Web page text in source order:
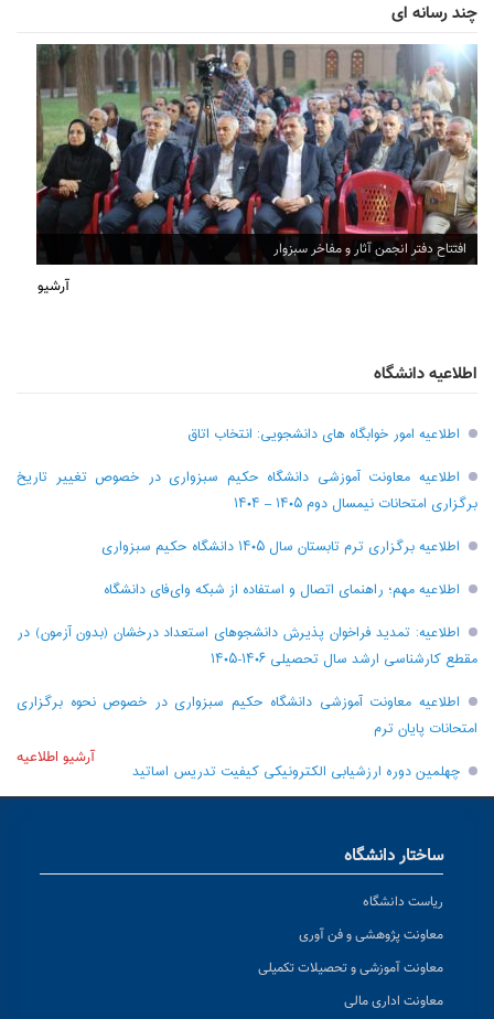
چند رسانه ای
افتتاح دفتر انجمن آثار و مفاخر سبزوار
آرشیو
اطلاعیه دانشگاه
اطلاعیه امور خوابگاه های دانشجویی: انتخاب اتاق
اطلاعیه معاونت آموزشی دانشگاه حکیم سبزواری در خصوص تغییر تاریخ
برگزاری امتحانات نیمسال دوم ۱۴۰۵ – ۱۴۰۴
اطلاعیه برگزاری ترم تابستان سال ۱۴۰۵ دانشگاه حکیم سبزواری
اطلاعیه مهم؛ راهنمای اتصال و استفاده از شبکه وای‌فای دانشگاه
اطلاعیه: تمدید فراخوان پذیرش دانشجو‌های استعداد درخشان (بدون آزمون) در
مقطع کارشناسی ارشد سال تحصیلی ۱۴۰۶-۱۴۰۵
اطلاعیه معاونت آموزشی دانشگاه حکیم سبزواری در خصوص نحوه برگزاری
امتحانات پایان ترم
چهلمین دوره ارزشیابی الکترونیکی کیفیت تدریس اساتید
آرشیو اطلاعیه
ساختار دانشگاه
ریاست دانشگاه
معاونت پژوهشی و فن آوری
معاونت آموزشی و تحصیلات تکمیلی
معاونت اداری مالی